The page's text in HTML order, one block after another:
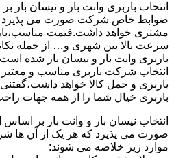
انتخاب باربری وانت بار و نیسان بار
ضوابط خاص شرکت صورت می پذیرد
مشتری خواهد داشت.قیمت
سرعت بالا بین شهری و… از جمله
باربری وانت بار و نیسان بار شده
انتخاب شرکت باربری مناسب و
باربری و حمل کالا خواهد
باربری خیال شما را از همه جهات
انتخاب نیسان بار و وانت بار بر اساس
صورت می پذیرد که هر یک از آن ها
موارد زیر خلاصه می شوند: